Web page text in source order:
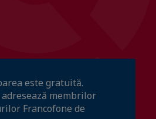
este gratuită.
membrilor
Francofone de